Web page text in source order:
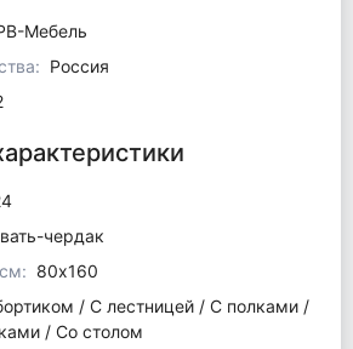
Мебель
Россия
чердак
80x160
/ С лестницей / С полками /
/ Со столом